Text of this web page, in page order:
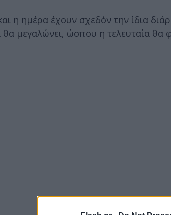
η ημέρα έχουν σχεδόν την ίδια
θα μεγαλώνει, ώσπου η τελευταία θα